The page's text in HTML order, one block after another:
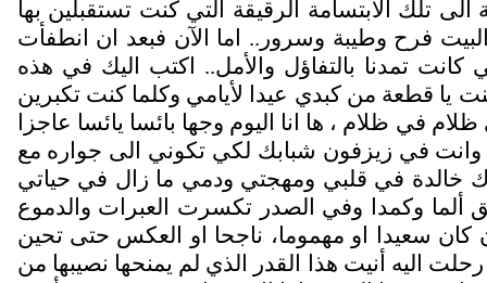
تلك الابتسامة الرقيقة التي كُنت تستقبلين بها
فرح وطيبة وسرور.. اما الآن فبعد ان انطفأت
تمدنا بالتفاؤل والأمل.. اكتب اليك في هذه
يا قطعة من كبدي عيدا لأيامي وكلما كنت تكبرين
ظلام ، ها انا اليوم وجها بائسا يائسا عاجزا
وانت في زيزفون شبابك لكي تكوني الى جواره مع
خالدة في قلبي ومهجتي ودمي ما زال في حياتي
ألما وكمدا وفي الصدر تكسرت العبرات والدموع
كان سعيدا او مهموما، ناجحا او العكس حتى تحين
اليه أنيت هذا القدر الذي لم يمنحها نصيبها من